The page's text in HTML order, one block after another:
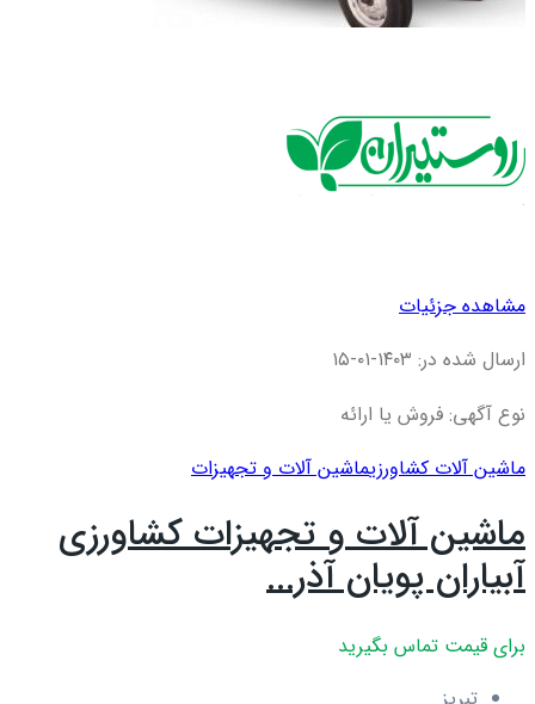
مشاهده جزئیات
ارسال شده در: ۱۴۰۳-۰۱-۱۵
نوع آگهی: فروش یا ارائه
ماشین آلات کشاورزیماشین آلات و تجهیزات
ماشین آلات و تجهیزات کشاورزی
آبیاران پویان آذر...
برای قیمت تماس بگیرید